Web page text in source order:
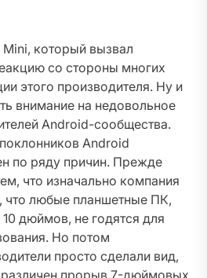
который вызвал
со стороны многих
этого производителя. Ну и
внимание на недовольное
Android-сообщества.
Android
по ряду причин. Прежде
что изначально компания
что любые планшетные ПК,
дюймов, не годятся для
Но потом
просто сделали вид,
прорыв 7-дюймовых